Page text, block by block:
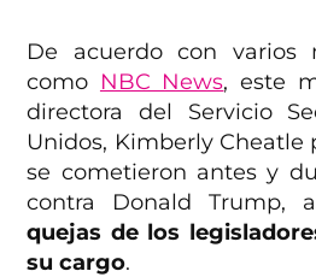
De acuerdo con varios
como NBC News, este
directora del Servicio
Unidos, Kimberly Cheatle
se cometieron antes y
contra Donald Trump,
quejas de los
su cargo.